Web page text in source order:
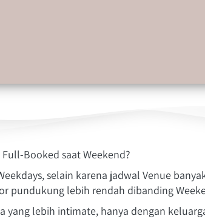
Booked saat Weekend?
selain karena jadwal Venue
pundukung lebih rendah dibanding
yang lebih intimate, hanya dengan